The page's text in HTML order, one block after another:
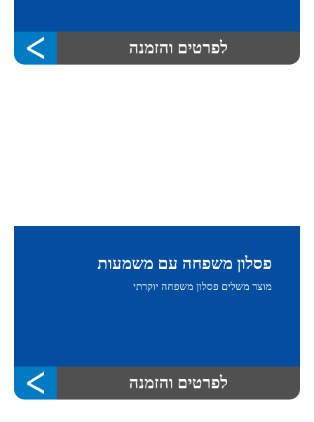
לפרטים והזמנה
פסלון משפחה עם משמעות
מוצר משלים פסלון משפחה יוקרתי
לפרטים והזמנה